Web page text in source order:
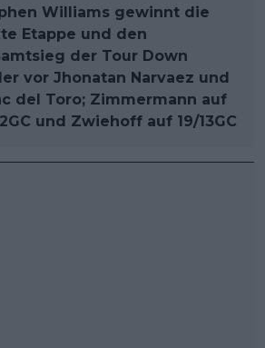
Williams gewinnt die
Etappe und den
der Tour Down
vor Jhonatan Narvaez und
del Toro; Zimmermann auf
und Zwiehoff auf 19/13GC